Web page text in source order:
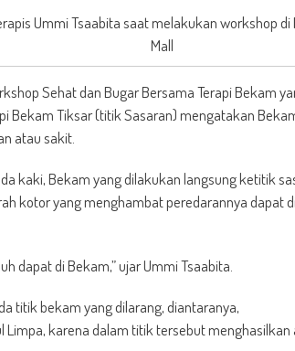
Ummi Tsaabita saat melakukan workshop di
Mall
Sehat dan Bugar Bersama Terapi Bekam
Bekam Tiksar (titik Sasaran) mengatakan
atau sakit.
kaki, Bekam yang dilakukan langsung ketitik
kotor yang menghambat peredarannya dapat
dapat di Bekam,” ujar Ummi Tsaabita.
titik bekam yang dilarang, diantaranya,
Limpa, karena dalam titik tersebut